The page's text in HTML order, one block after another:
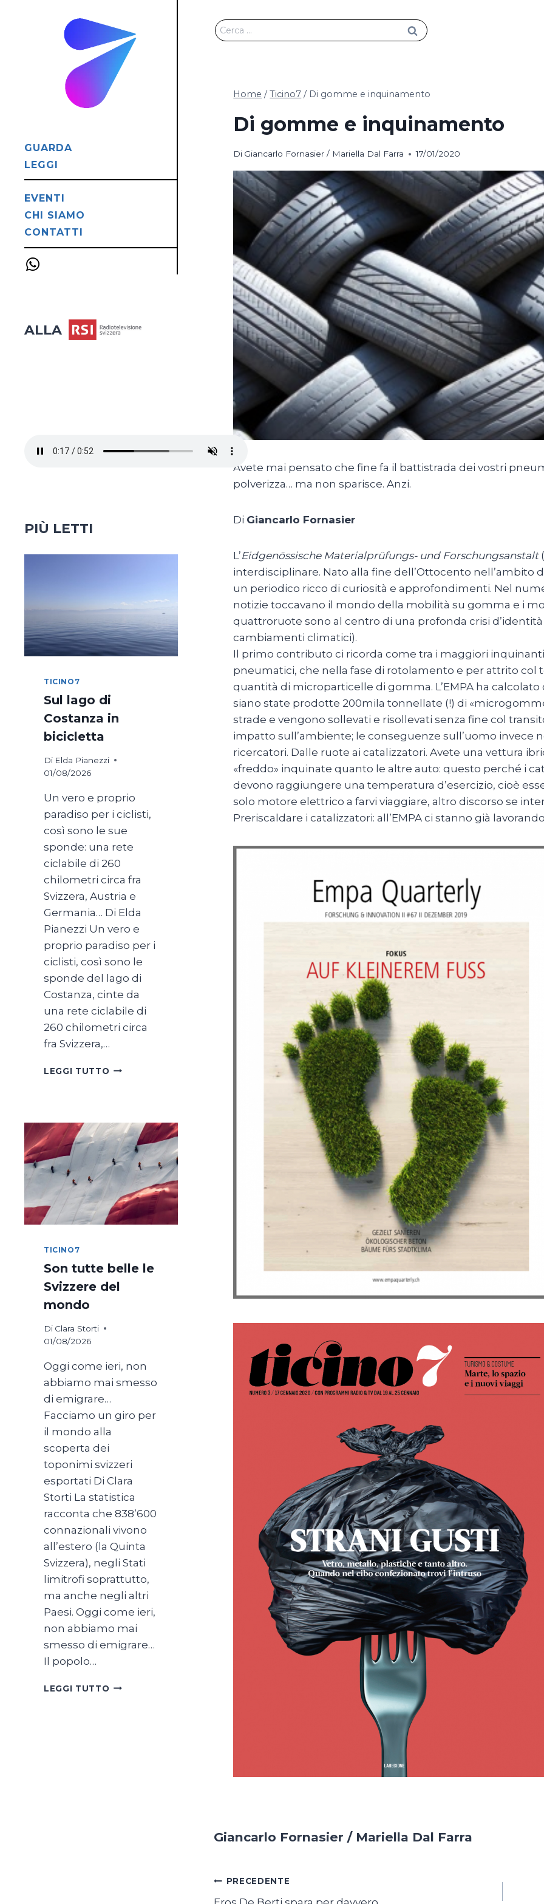
Ricerca
per:
Home / Ticino7 / Di gomme e inquinamento
Di gomme e inquinamento
Di Giancarlo Fornasier / Mariella Dal Farra 17/01/2020
Avete mai pensato che fine fa il battistrada dei vostri
polverizza… ma non sparisce. Anzi.
Di Giancarlo Fornasier
L’EidgenössischeMaterialprüfungs- und Forschungsanstalt
interdisciplinare. Nato alla fine dell’Ottocento nell’ambito
un periodico ricco di curiosità e approfondimenti. Nel
notizie toccavano il mondo della mobilità su gomma e i
quattroruote sono al centro di una profonda crisi
cambiamenti climatici).
Il primo contributo ci ricorda come tra i maggiori
pneumatici, che nella fase di rotolamento e per attrito col
quantità di microparticelle di gomma. L’EMPA ha
siano state prodotte 200mila tonnellate (!) di
strade e vengono sollevati e risollevati senza fine col
impatto sull’ambiente; le conseguenze sull’uomo invece
ricercatori. Dalle ruote ai catalizzatori. Avete una vettura
«freddo» inquinate quanto le altre auto: questo perché i
devono raggiungere una temperatura d’esercizio, cioè
solo motore elettrico a farvi viaggiare, altro discorso se
Preriscaldare i catalizzatori: all’EMPA ci stanno già
Giancarlo Fornasier / Mariella Dal Farra
Navigazione
PRECEDENTE
GUARDA
LEGGI
EVENTI
CHI SIAMO
CONTATTI
ALLA
PIÙ LETTI
TICINO7
Sul lago di
Costanza in
bicicletta
Di Elda Pianezzi
01/08/2026
Un vero e proprio
paradiso per i ciclisti,
così sono le sue
sponde: una rete
ciclabile di 260
chilometri circa fra
Svizzera, Austria e
Germania… Di Elda
Pianezzi Un vero e
proprio paradiso per i
ciclisti, così sono le
sponde del lago di
Costanza, cinte da
una rete ciclabile di
260 chilometri circa
fra Svizzera,…
LEGGI TUTTO SUL
BICICLETTA
TICINO7
Son tutte belle le
Svizzere del
mondo
Di Clara Storti
01/08/2026
Oggi come ieri, non
abbiamo mai smesso
di emigrare…
Facciamo un giro per
il mondo alla
scoperta dei
toponimi svizzeri
esportati Di Clara
Storti La statistica
racconta che 838’600
connazionali vivono
all’estero (la Quinta
Svizzera), negli Stati
limitrofi soprattutto,
ma anche negli altri
Paesi. Oggi come ieri,
non abbiamo mai
smesso di emigrare…
Il popolo…
LEGGI TUTTO SON